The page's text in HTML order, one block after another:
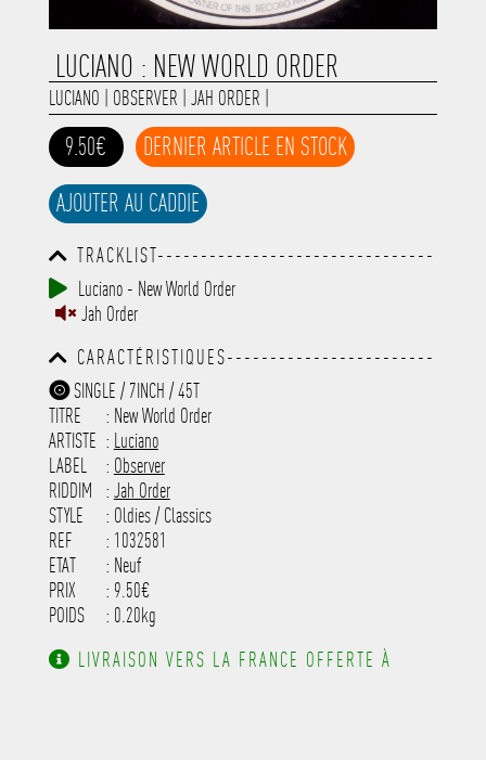
LUCIANO : NEW WORLD ORDER
LUCIANO OBSERVER JAH ORDER
9.50€ DERNIER ARTICLE EN STOCK
AJOUTER AU CADDIE
TRACKLIST--------------------------------
-----------------------------------------
-----------------------------------------
-----------------------------------------
-------------
Luciano - New World Order
Jah Order
CARACTÉRISTIQUES------------------------
-----------------------------------------
-----------------------------------------
-----------------------------------------
-----------------------------------------
---------------------
SINGLE / 7INCH / 45T
TITRE
: New World Order
ARTISTE : Luciano
LABEL
: Observer
RIDDIM
: Jah Order
STYLE
: Oldies / Classics
REF
: 1032581
ETAT
: Neuf
PRIX
: 9.50€
POIDS
: 0.20kg
LIVRAISON VERS LA FRANCE OFFERTE À